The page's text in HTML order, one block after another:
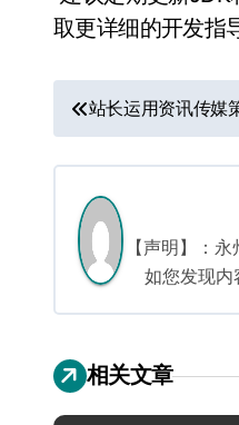
取更详细的开发指
文
章
导
航
站长运用资讯传媒
【声明】：
如您发现内
相关文章